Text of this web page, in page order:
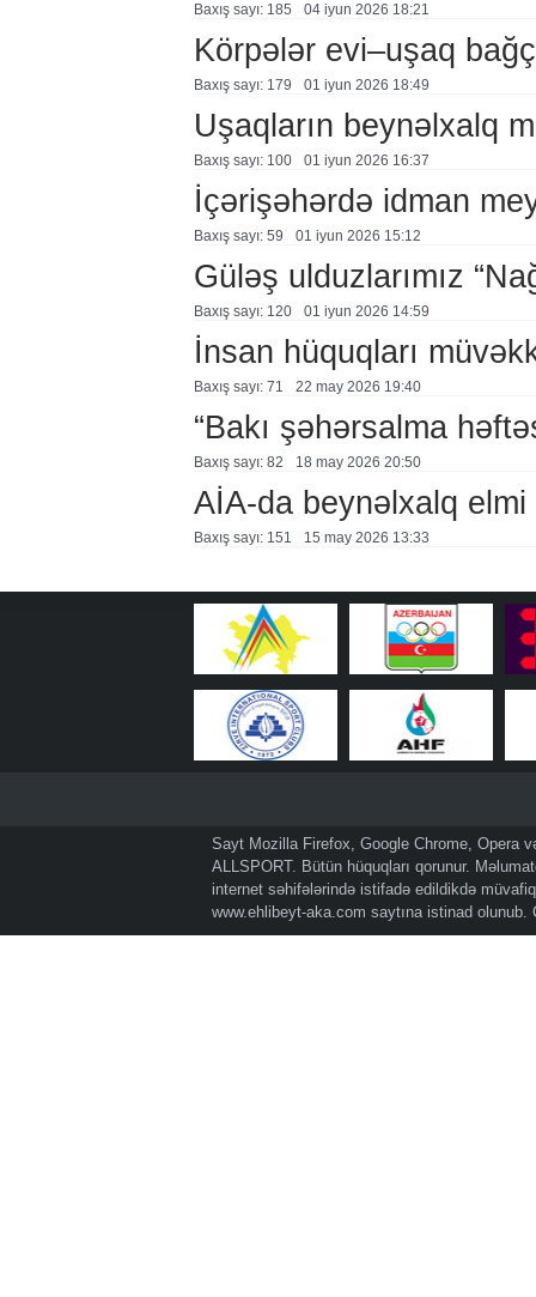
Baxış sayı: 185 04 i̇yun 2026 18:21
Körpələr evi–uşaq
Baxış sayı: 179 01 i̇yun 2026 18:49
Uşaqların beynəlxalq
Baxış sayı: 100 01 i̇yun 2026 16:37
İçərişəhərdə idman
Baxış sayı: 59 01 i̇yun 2026 15:12
Güləş ulduzlarımız
Baxış sayı: 120 01 i̇yun 2026 14:59
İnsan hüquqları
Baxış sayı: 71 22 may 2026 19:40
“Bakı şəhərsalma
Baxış sayı: 82 18 may 2026 20:50
AİA-da beynəlxalq elmi
Baxış sayı: 151 15 may 2026 13:33
Sayt Mozilla Firefox, Google Chrome, Opera
ALLSPORT. Bütün hüquqları qorunur.
internet səhifələrində istifadə edildikdə
www.ehlibeyt-aka.com saytına istinad olunub.